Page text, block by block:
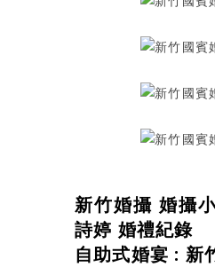
新竹婚攝 婚攝
詩婷 婚禮紀錄
自助式婚宴 : 新